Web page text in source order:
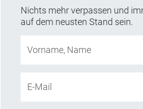
Nichts mehr verpassen und
auf dem neusten Stand sein.
Vorname, Name
E-Mail